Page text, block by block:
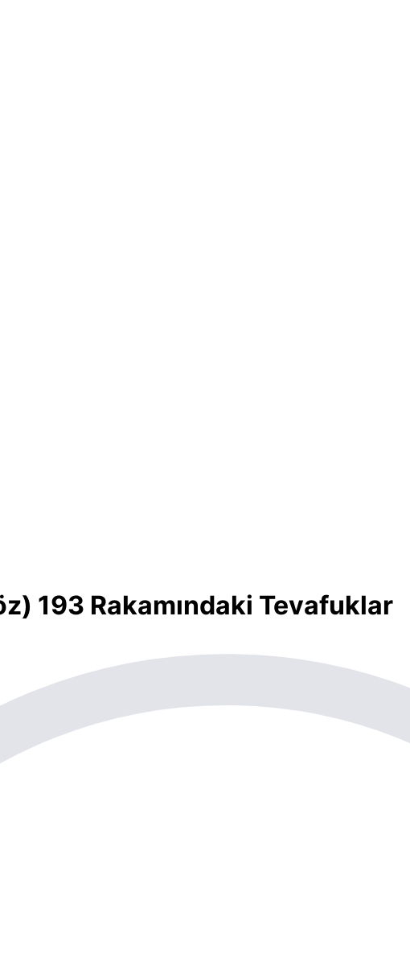
193 Rakamındaki Tevafuklar